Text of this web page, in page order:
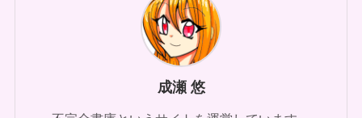
成瀬 悠